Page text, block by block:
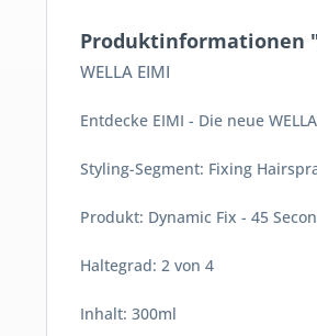
Produktinformationen
WELLA EIMI
Entdecke EIMI - Die neue
Styling-Segment: Fixing
Produkt: Dynamic Fix - 45
Haltegrad: 2 von 4
Inhalt: 300ml